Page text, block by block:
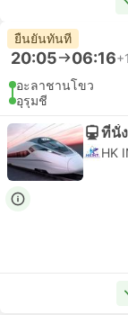
ยืนยันทันที
20:05 06:16+1
อะลาชานโขว
อุรุมชี
ที่นั่
HK